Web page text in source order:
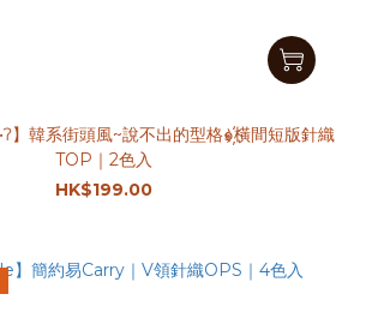
TOP｜2色入
HK$199.00